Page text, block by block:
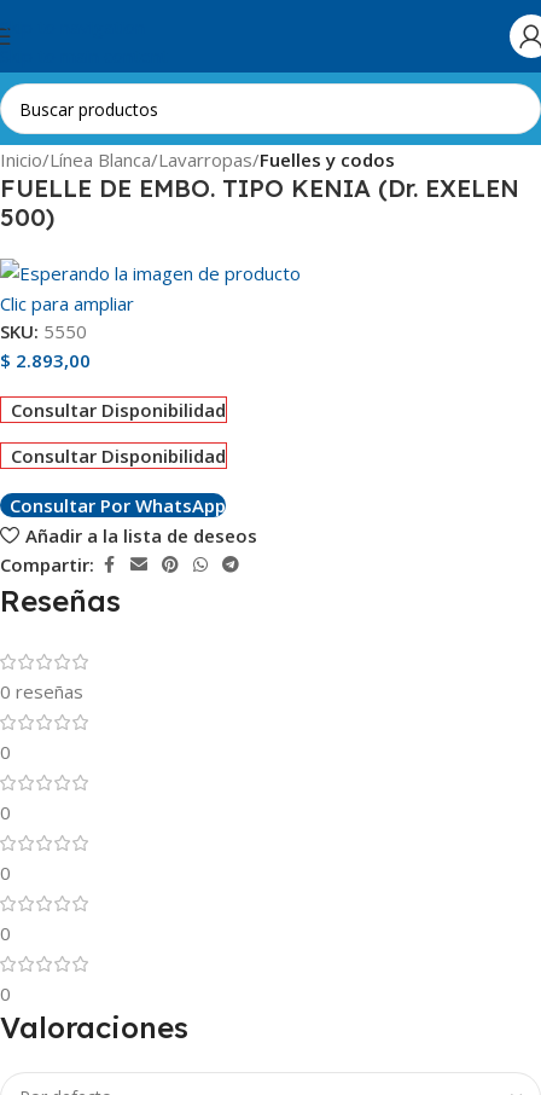
Skip to navigation
Inicio Línea Blanca Lavarropas Fuelles y codos
FUELLE DE EMBO. TIPO KENIA (Dr. EXELEN
500)
Clic para ampliar
SKU: 5550
$ 2.893,00
Consultar Disponibilidad
Consultar Disponibilidad
Consultar Por WhatsApp
Añadir a la lista de deseos
Compartir:
Reseñas
0 reseñas
0
0
0
0
0
Valoraciones